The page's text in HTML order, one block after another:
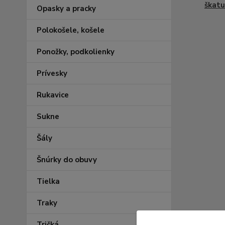
Opasky a pracky
Polokošele, košele
Ponožky, podkolienky
Prívesky
Rukavice
Sukne
Šály
Šnúrky do obuvy
Tielka
Traky